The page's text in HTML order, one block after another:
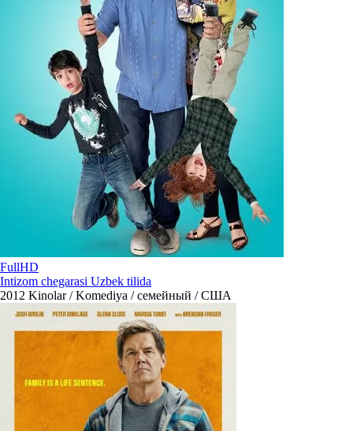
FullHD
Intizom chegarasi Uzbek tilida
2012 Kinolar / Komediya / семейный / США